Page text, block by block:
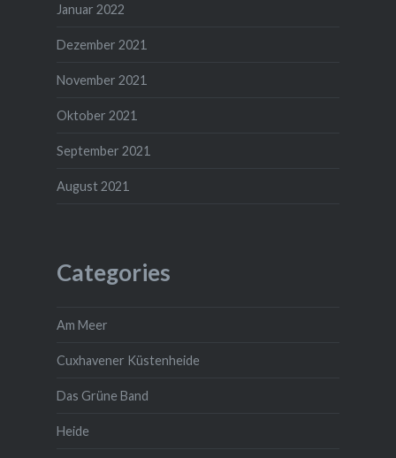
Januar 2022
Dezember 2021
November 2021
Oktober 2021
September 2021
August 2021
Categories
Am Meer
Cuxhavener Küstenheide
Das Grüne Band
Heide